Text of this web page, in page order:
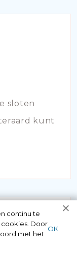
sloten
kunt
continu te
Door
met het
ОК